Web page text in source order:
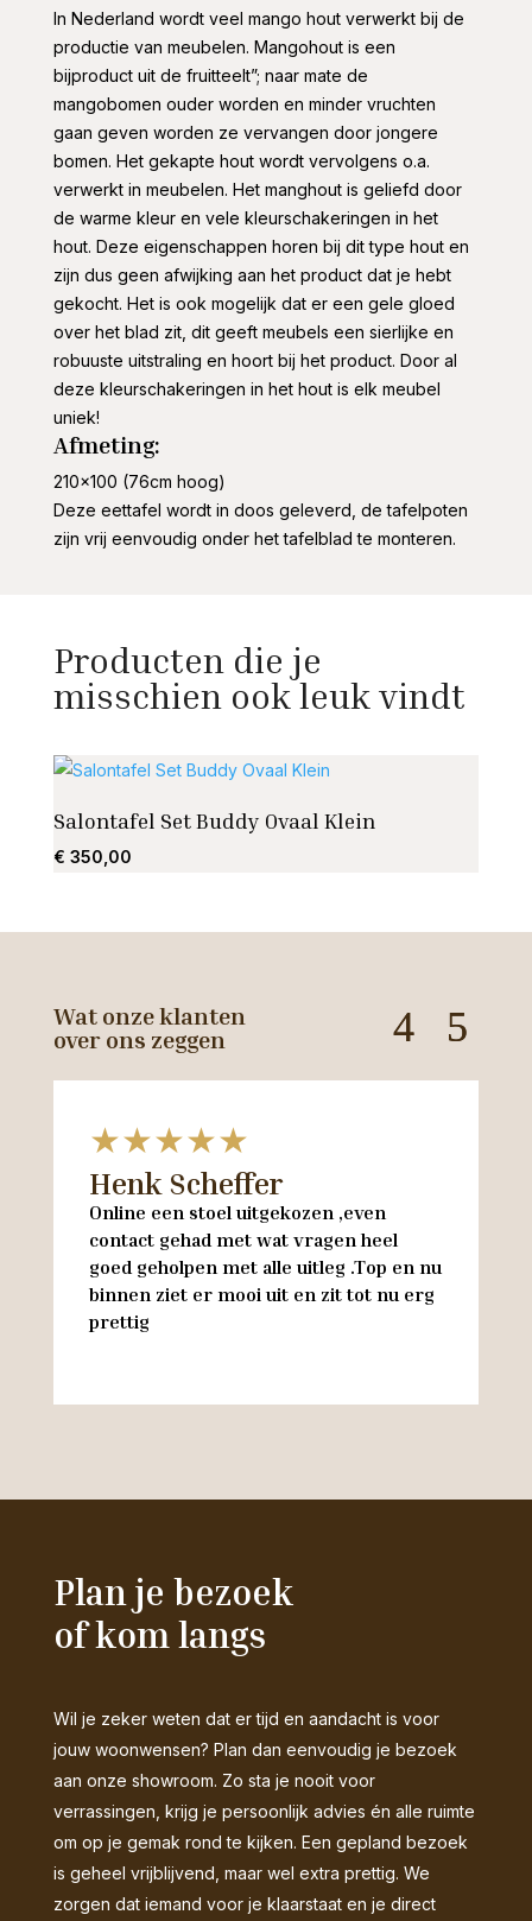
In Nederland wordt veel mango hout verwerkt bij de
productie van meubelen. Mangohout is een
bijproduct uit de fruitteelt”; naar mate de
mangobomen ouder worden en minder vruchten
gaan geven worden ze vervangen door jongere
bomen. Het gekapte hout wordt vervolgens o.a.
verwerkt in meubelen. Het manghout is geliefd door
de warme kleur en vele kleurschakeringen in het
hout. Deze eigenschappen horen bij dit type hout en
zijn dus geen afwijking aan het product dat je hebt
gekocht. Het is ook mogelijk dat er een gele gloed
over het blad zit, dit geeft meubels een sierlijke en
robuuste uitstraling en hoort bij het product. Door al
deze kleurschakeringen in het hout is elk meubel
uniek!
Afmeting:
210×100 (76cm hoog)
Deze eettafel wordt in doos geleverd, de tafelpoten
zijn vrij eenvoudig onder het tafelblad te monteren.
Producten die je
misschien ook leuk vindt
Salontafel Set Buddy Ovaal Klein
€ 350,00
Wat onze klanten
over ons zeggen
★★★★★
Henk Scheffer
Online een stoel uitgekozen ,even
contact gehad met wat vragen heel
goed geholpen met alle uitleg .Top en nu
binnen ziet er mooi uit en zit tot nu erg
prettig
Plan je bezoek
of kom langs
Wil je zeker weten dat er tijd en aandacht is voor
jouw woonwensen? Plan dan eenvoudig je bezoek
aan onze showroom. Zo sta je nooit voor
verrassingen, krijg je persoonlijk advies én alle ruimte
om op je gemak rond te kijken. Een gepland bezoek
is geheel vrijblijvend, maar wel extra prettig. We
zorgen dat iemand voor je klaarstaat en je direct